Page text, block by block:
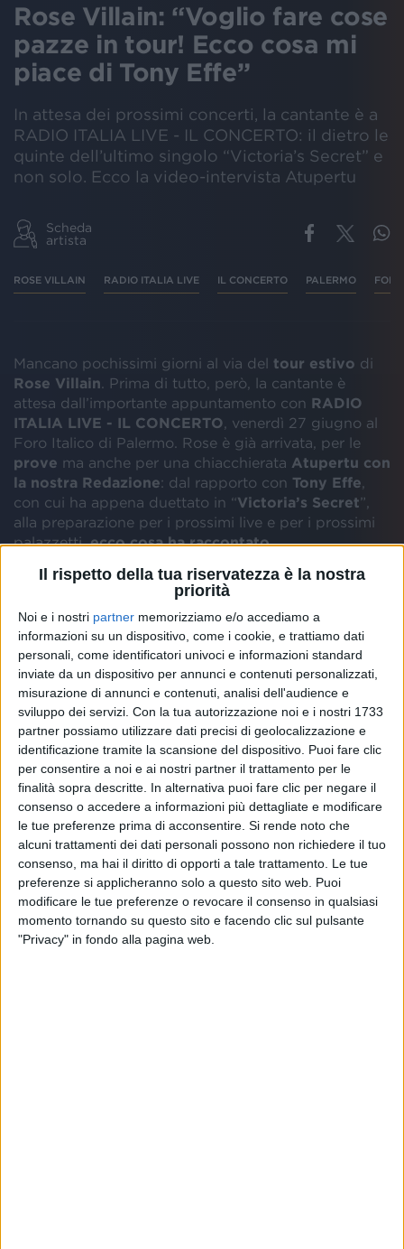
Il rispetto della tua riservatezza è la nostra
priorità
Noi e i nostri partner memorizziamo e/o accediamo a
informazioni su un dispositivo, come i cookie, e trattiamo dati
personali, come identificatori univoci e informazioni standard
inviate da un dispositivo per annunci e contenuti personalizzati,
misurazione di annunci e contenuti, analisi dell'audience e
sviluppo dei servizi. Con la tua autorizzazione noi e i nostri 1733
partner possiamo utilizzare dati precisi di geolocalizzazione e
identificazione tramite la scansione del dispositivo. Puoi fare clic
per consentire a noi e ai nostri partner il trattamento per le
finalità sopra descritte. In alternativa puoi fare clic per negare il
consenso o accedere a informazioni più dettagliate e modificare
le tue preferenze prima di acconsentire. Si rende noto che
alcuni trattamenti dei dati personali possono non richiedere il tuo
consenso, ma hai il diritto di opporti a tale trattamento. Le tue
preferenze si applicheranno solo a questo sito web. Puoi
modificare le tue preferenze o revocare il consenso in qualsiasi
momento tornando su questo sito e facendo clic sul pulsante
"Privacy" in fondo alla pagina web.
Rose Villain: “Voglio fare cose
pazze in tour! Ecco cosa mi
piace di Tony Effe”
In attesa dei prossimi concerti, la cantante è a
RADIO ITALIA LIVE - IL CONCERTO: il dietro le
quinte dell’ultimo singolo “Victoria’s Secret” e
non solo. Ecco la video-intervista Atupertu
Scheda
artista
ROSE VILLAIN RADIO ITALIA LIVE IL CONCERTO PALERMO
Mancano pochissimi giorni al via del tour estivo di
Rose Villain . Prima di tutto, però, la cantante è
attesa dall’importante appuntamento con RADIO
ITALIA LIVE - IL CONCERTO , venerdì 27 giugno al
Foro Italico di Palermo. Rose è già arrivata, per le
prove ma anche per una chiacchierata Atupertu con
la nostra Redazione: dal rapporto con Tony Effe
con cui ha appena duettato in “Victoria’s Secret”,
alla preparazione per i prossimi live e per i prossimi
palazzetti,ecco cosa ha raccontato.
Victoria’s Secret ultimo singolo
nasce da diversi momenti di ispirazione per lei: in un
video condiviso sui social, la si vede passare dal
quaderno
pianoforte , passando per la chitarra
“Sono abbastanza metodica nello scrivere”,diceal
nostro microfono, spiegando che ha bisogno di
spostarsi ripetutamente, a tratti anche di stendersi.
“Però in realtà è tutto istinto. Provo ad essere
metodica, ma poi seguiamo la pancia”.
Insieme a lei, nell’ultimo pezzo, c’è anche l’amico
Tony Effe . Per loro, si tratta della terza
collaborazione, e Rose Villain ci spiega com’è il loro
rapporto: “È bellissimo. Lui è super simpatico e,
secondo me, ha questa irriverenza che è proprio
la cosa che cerco di aggiungere sempre ai miei
”. L’ultimo singolo “ Victoria’s Secret
” non fa
eccezione: “È un pezzo un po’ sofisticato, volevo